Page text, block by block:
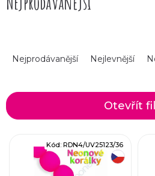
z
Nejprodávanější Nejlevnější
Otevřít
Kód: RDN4/UV25123/36